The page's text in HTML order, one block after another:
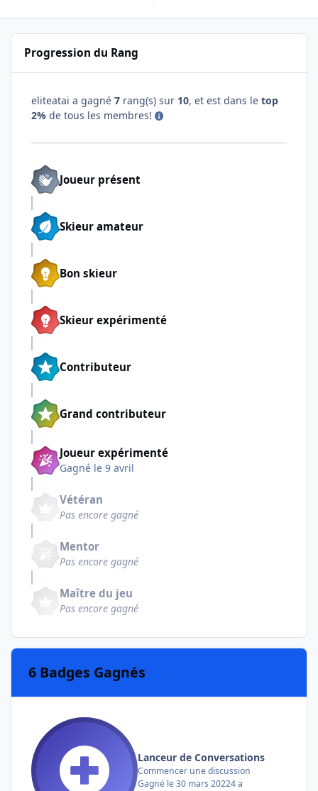
Progression du Rang
eliteatai a gagné 7 rang(s) sur 10, et est dans le top
2% de tous les membres!
Joueur présent
Skieur amateur
Bon skieur
Skieur expérimenté
Contributeur
Grand contributeur
Joueur expérimenté
Gagné le 9 avril
Vétéran
Pas encore gagné
Mentor
Pas encore gagné
Maître du jeu
Pas encore gagné
6 Badges Gagnés
Lanceur de Conversations
Commencer une discussion
Gagné le 30 mars 20224 a